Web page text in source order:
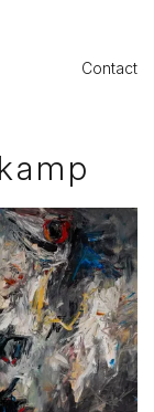
Contact